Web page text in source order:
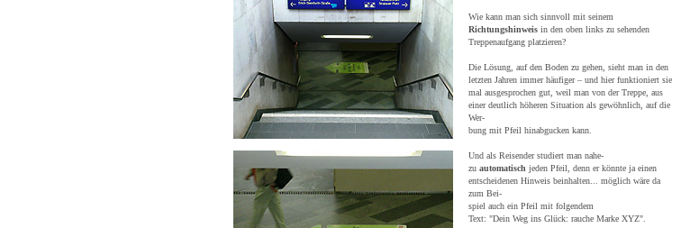
Wie kann man sich sinnvoll mit seinem
Richtungshinweis in den oben links zu sehenden
Treppenaufgang platzieren?
Die Lösung, auf den Boden zu gehen, sieht man in den
letzten Jahren immer häufiger – und hier funktioniert sie
mal ausgesprochen gut, weil man von der Treppe, aus
einer deutlich höheren Situation als gewöhnlich, auf die
Wer-
bung mit Pfeil hinabgucken kann.
Und als Reisender studiert man nahe-
zu automatisch jeden Pfeil, denn er könnte ja einen
entscheidenen Hinweis beinhalten... möglich wäre da
zum Bei-
spiel auch ein Pfeil mit folgendem
Text: "Dein Weg ins Glück: rauche Marke XYZ".